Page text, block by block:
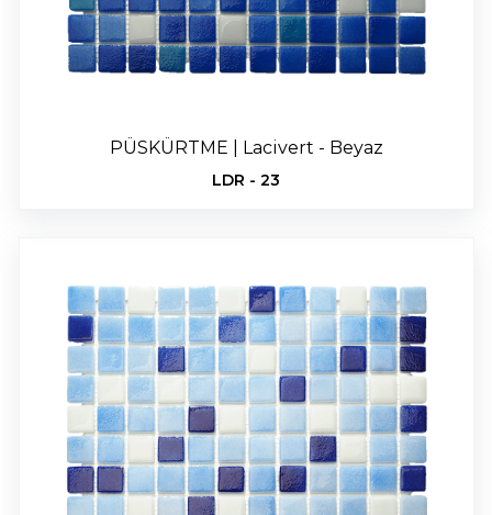
PÜSKÜRTME | Lacivert - Beyaz
LDR - 23